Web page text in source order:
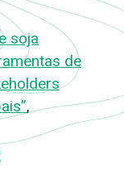
soja
de
,